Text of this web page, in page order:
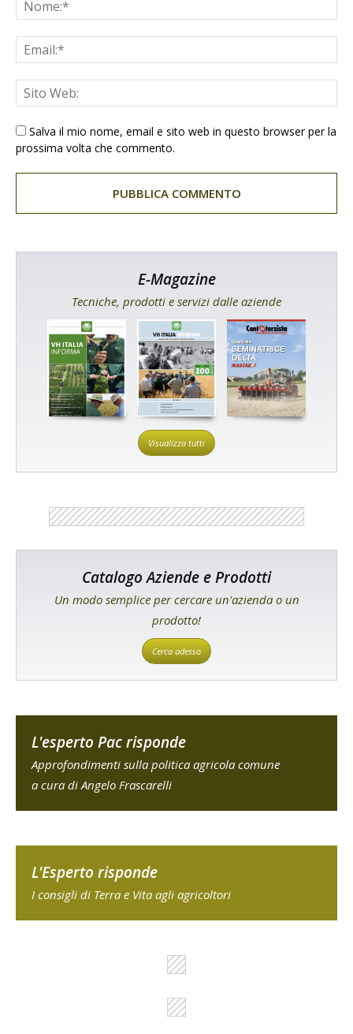
Salva il mio nome, email e sito web in questo browser per la
prossima volta che commento.
E-Magazine
Tecniche, prodotti e servizi dalle aziende
Visualizza tutti
Catalogo Aziende e Prodotti
Un modo semplice per cercare un'azienda o un
prodotto!
Cerca adesso
L'esperto Pac risponde
Approfondimenti sulla politica agricola comune
a cura di Angelo Frascarelli
L'Esperto risponde
I consigli di Terra e Vita agli agricoltori